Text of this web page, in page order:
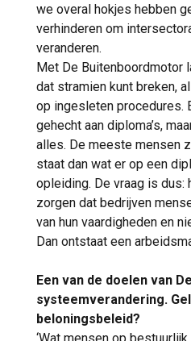
we overal hokjes hebben
verhinderen om
veranderen.
Met De Buitenboordmotor
dat stramien kunt breken,
op ingesleten procedures.
gehecht aan diploma’s,
alles. De meeste mensen
staat dan wat er op een
opleiding. De vraag is dus:
zorgen dat bedrijven
van hun vaardigheden en
Dan ontstaat een
Een van de doelen van
systeemverandering.
beloningsbeleid?